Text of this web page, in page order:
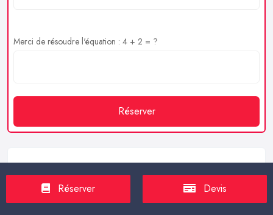
Merci de résoudre l'équation : 4 + 2 = ?
Réserver
Service client
https://proxilive.fr
Réserver Devis